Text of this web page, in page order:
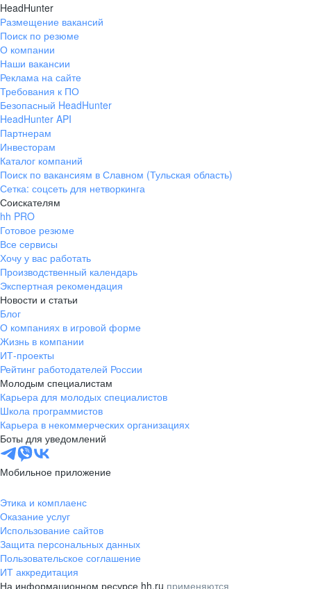
HeadHunter
Размещение вакансий
Поиск по резюме
О компании
Наши вакансии
Реклама на сайте
Требования к ПО
Безопасный HeadHunter
HeadHunter API
Партнерам
Инвесторам
Каталог компаний
Поиск по вакансиям в Славном (Тульская область)
Сетка: соцсеть для нетворкинга
Соискателям
hh PRO
Готовое резюме
Все сервисы
Хочу у вас работать
Производственный календарь
Экспертная рекомендация
Новости и статьи
Блог
О компаниях в игровой форме
Жизнь в компании
ИТ-проекты
Рейтинг работодателей России
Молодым специалистам
Карьера для молодых специалистов
Школа программистов
Карьера в некоммерческих организациях
Боты для уведомлений
Мобильное приложение
Этика и комплаенс
Оказание услуг
Использование сайтов
Защита персональных данных
Пользовательское соглашение
ИТ аккредитация
На информационном ресурсе hh.ru применяются